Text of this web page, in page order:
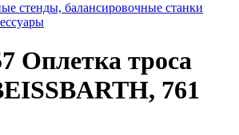
стенды, балансировочные станки
Оплетка троса
761